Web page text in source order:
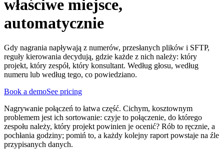
właściwe miejsce,
automatycznie
Gdy nagrania napływają z numerów, przesłanych plików i SFTP,
reguły kierowania decydują, gdzie każde z nich należy: który
projekt, który zespół, który konsultant. Według głosu, według
numeru lub według tego, co powiedziano.
Book a demoSee pricing
Nagrywanie połączeń to łatwa część. Cichym, kosztownym
problemem jest ich sortowanie: czyje to połączenie, do którego
zespołu należy, który projekt powinien je ocenić? Rób to ręcznie, a
pochłania godziny; pomiń to, a każdy kolejny raport powstaje na źle
przypisanych danych.